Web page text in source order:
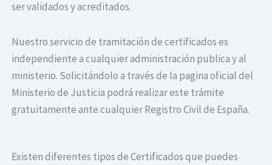
ser validados y acreditados.
Nuestro servicio de tramitación de certificados es
independiente a cualquier administración publica y al
ministerio. Solicitándolo a través de la pagina oficial del
Ministerio de Justicia podrá realizar este trámite
gratuitamente ante cualquier Registro Civil de España.
Existen diferentes tipos de Certificados que puedes